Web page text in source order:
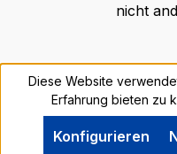
nicht
Diese Website
Erfahrung bieten zu
Konfigurieren